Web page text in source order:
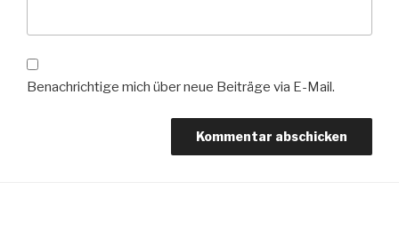
Benachrichtige mich über neue Beiträge via E-Mail.